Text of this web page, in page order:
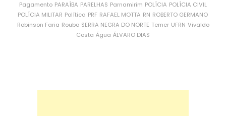
Pagamento PARAÍBA PARELHAS Parnamirim POLÍCIA POLÍCIA CIVIL
POLÍCIA MILITAR Política PRF RAFAEL MOTTA RN ROBERTO GERMANO
Robinson Faria Roubo SERRA NEGRA DO NORTE Temer UFRN Vivaldo
Costa Água ÁLVARO DIAS